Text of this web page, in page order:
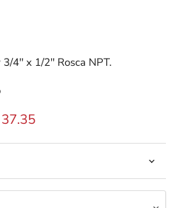
4'' x 1/2'' Rosca NPT.
actual